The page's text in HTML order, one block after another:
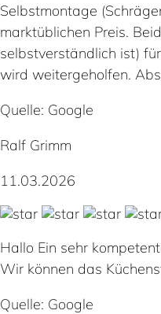
Selbstmontage
marktüblichen Preis.
selbstverständlich ist)
wird weitergeholfen.
Quelle: Google
Ralf Grimm
11.03.2026
Hallo Ein sehr
Wir können das
Quelle: Google